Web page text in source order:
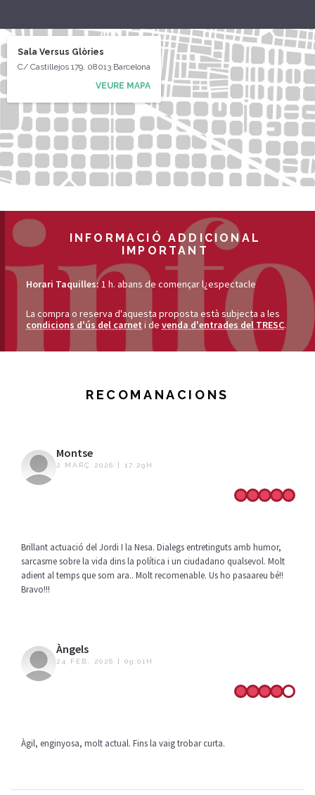
Sala Versus Glòries
C/ Castillejos 179, 08013 Barcelona
VEURE MAPA
INFORMACIÓ ADDICIONAL
IMPORTANT
Horari Taquilles:1 h. abans de començar l¿espectacle
La compra o reserva d'aquesta proposta està subjecta a les
condicions d'ús del carnet i de venda d'entrades del TRESC.
RECOMANACIONS
Montse
2 MARÇ 2026 | 17:29H
Brillant actuació del Jordi I la Nesa. Dialegs entretinguts amb humor,
sarcasme sobre la vida dins la política i un ciudadano qualsevol. Molt
adient al temps que som ara.. Molt recomenable. Us ho pasaareu bé!!
Bravo!!!
Àngels
24 FEB. 2026 | 09:01H
Àgil, enginyosa, molt actual. Fins la vaig trobar curta.